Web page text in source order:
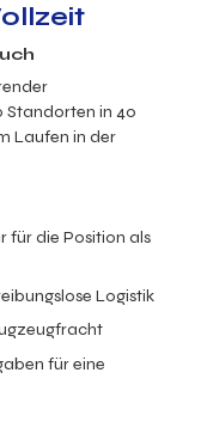
Standorten in 40
Laufen in der
für die Positionals
Logistik
für eine